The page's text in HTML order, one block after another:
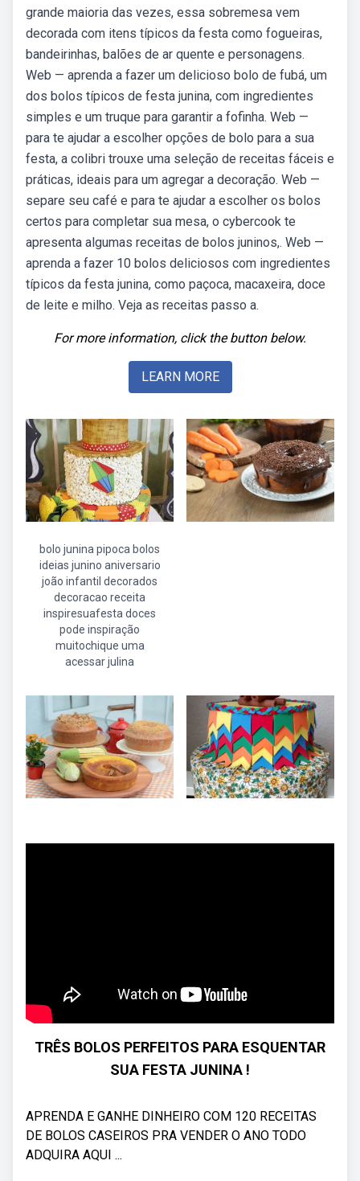
grande maioria das vezes, essa sobremesa vem
decorada com itens típicos da festa como fogueiras,
bandeirinhas, balões de ar quente e personagens.
Web — aprenda a fazer um delicioso bolo de fubá, um
dos bolos típicos de festa junina, com ingredientes
simples e um truque para garantir a fofinha. Web —
para te ajudar a escolher opções de bolo para a sua
festa, a colibri trouxe uma seleção de receitas fáceis e
práticas, ideais para um agregar a decoração. Web —
separe seu café e para te ajudar a escolher os bolos
certos para completar sua mesa, o cybercook te
apresenta algumas receitas de bolos juninos,. Web —
aprenda a fazer 10 bolos deliciosos com ingredientes
típicos da festa junina, como paçoca, macaxeira, doce
de leite e milho. Veja as receitas passo a.
For more information, click the button below.
LEARN MORE
bolo junina pipoca bolos
ideias junino aniversario
joão infantil decorados
decoracao receita
inspiresuafesta doces
pode inspiração
muitochique uma
acessar julina
TRÊS BOLOS PERFEITOS PARA ESQUENTAR
SUA FESTA JUNINA !
APRENDA E GANHE DINHEIRO COM 120 RECEITAS
DE BOLOS CASEIROS PRA VENDER O ANO TODO
ADQUIRA AQUI ...